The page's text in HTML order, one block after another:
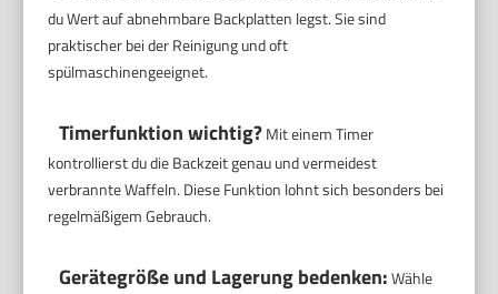
du Wert auf abnehmbare Backplatten legst. Sie sind
praktischer bei der Reinigung und oft
spülmaschinengeeignet.
Timerfunktion wichtig?Mit einem Timer
kontrollierst du die Backzeit genau und vermeidest
verbrannte Waffeln. Diese Funktion lohnt sich besonders bei
regelmäßigem Gebrauch.
Gerätegröße und Lagerung bedenken:Wähle